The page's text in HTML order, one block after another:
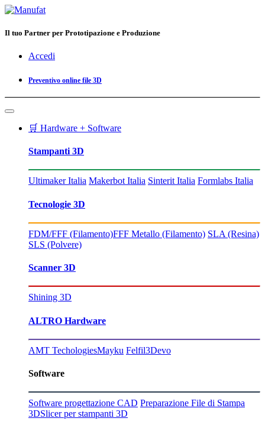
Il tuo Partner per Prototipazione e Produzione
Accedi
Preventivo online file 3D
🛒 Hardware + Software
Stampanti 3D
Ultimaker Italia Makerbot Italia Sinterit Italia Formlabs Italia
Tecnologie 3D
FDM/FFF (Filamento)FFF Metallo (Filamento) SLA (Resina)
SLS (Polvere)
Scanner 3D
Shining 3D
ALTRO Hardware
AMT TechologiesMayku Felfil3Devo
Software
Software progettazione CAD Preparazione File di Stampa
3DSlicer per stampanti 3D